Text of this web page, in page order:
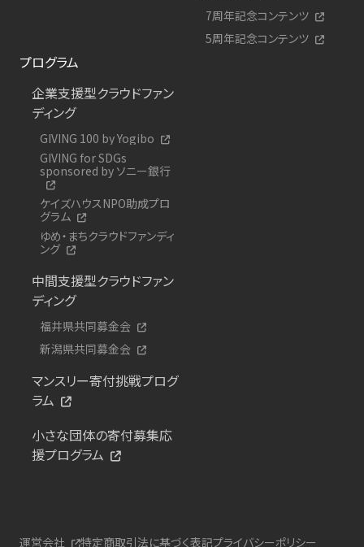
7周年記念コンテンツ
5周年記念コンテンツ
プログラム
企業支援型クラウドファン
ディング
GIVING 100 by Yogibo
GIVING for SDGs
sponsored by ソニー銀行
ケイズハウスNPO助成プロ
グラム
ゆめ・まちクラウドファンディ
ング
中間支援型クラウドファン
ディング
福井県共同募金会
新潟県共同募金会
マンスリー寄付挑戦プログ
ラム
小さな団体の寄付募集応
援プログラム
運営会社 特定商取引法に基づく表記プライバシーポリシー